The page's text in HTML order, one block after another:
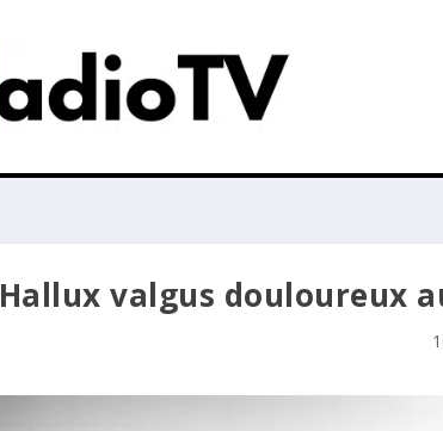
Hallux valgus douloureux